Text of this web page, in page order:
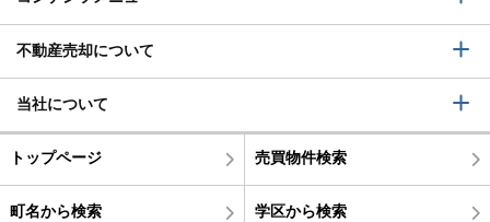
不動産売却について
当社について
トップページ 売買物件検索
町名から検索 学区から検索